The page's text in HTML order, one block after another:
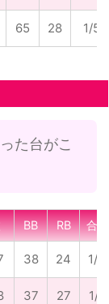
65 28 1/
た台がこ
BB RB 合
38 24 1/
37 27 1/